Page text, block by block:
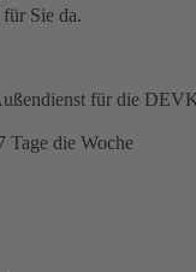
Sie da.
für die
Tage die Woche